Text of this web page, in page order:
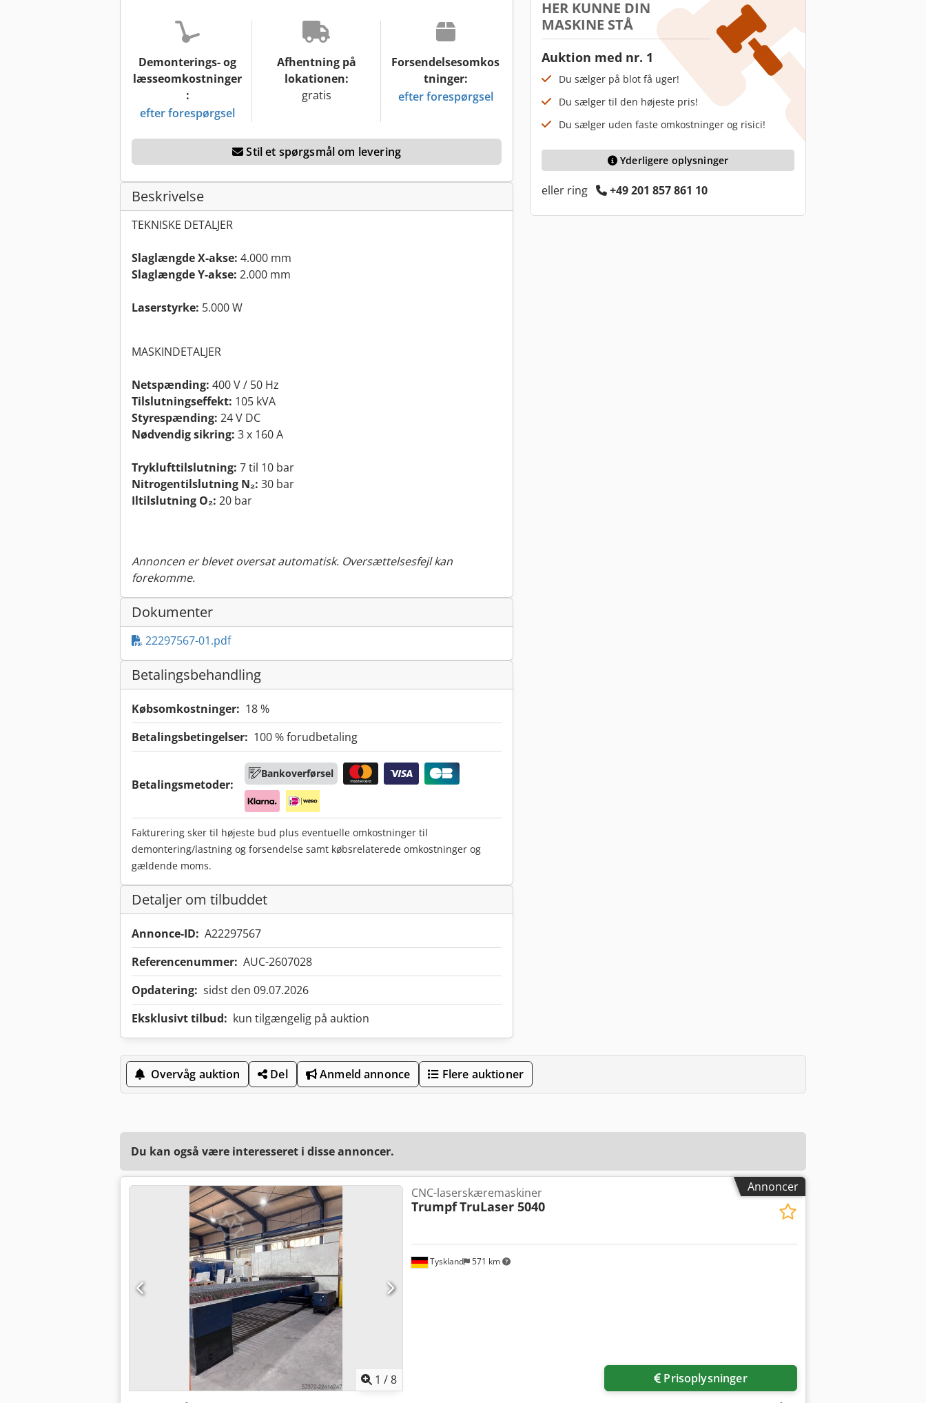
Demonterings- og
læsseomkostninger
:
efter forespørgsel
Afhentning på
lokationen:
gratis
Forsendelsesomkos
tninger:
efter forespørgsel
Stil et spørgsmål om levering
Beskrivelse
TEKNISKE DETALJER
Slaglængde X-akse: 4.000 mm
Slaglængde Y-akse: 2.000 mm
Laserstyrke: 5.000 W
MASKINDETALJER
Netspænding: 400 V / 50 Hz
Tilslutningseffekt: 105 kVA
Styrespænding: 24 V DC
Nødvendig sikring: 3 x 160 A
Tryklufttilslutning: 7 til 10 bar
Nitrogentilslutning N₂: 30 bar
Iltilslutning O₂: 20 bar
Annoncen er blevet oversat automatisk. Oversættelsesfejl kan
forekomme.
Dokumenter
22297567-01.pdf
Betalingsbehandling
Købsomkostninger: 18 %
Betalingsbetingelser: 100 % forudbetaling
Betalingsmetoder:
Bankoverførsel
Fakturering sker til højeste bud plus eventuelle omkostninger til
demontering/lastning og forsendelse samt købsrelaterede omkostninger og
gældende moms.
Detaljer om tilbuddet
Annonce-ID: A22297567
Referencenummer: AUC-2607028
Opdatering: sidst den 09.07.2026
Eksklusivt tilbud: kun tilgængelig på auktion
HER KUNNE DIN
MASKINE STÅ
Auktion med nr. 1
Du sælger på blot få uger!
Du sælger til den højeste pris!
Du sælger uden faste omkostninger og risici!
Yderligere oplysninger
eller ring +49 201 857 861 10
Overvåg auktion Del Anmeld annonce Flere auktioner
Du kan også være interesseret i disse annoncer.
Annoncer
1 /8
Tyskland 571 km
CNC-laserskæremaskiner
TrumpfTruLaser 5040
Prisoplysninger